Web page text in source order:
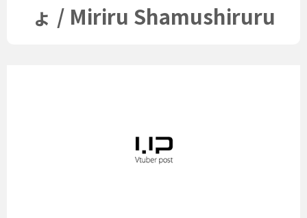
ょ / Miriru Shamushiruru